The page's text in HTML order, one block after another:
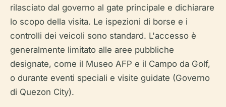
rilasciato dal governo al gate principale e dichiarare
lo scopo della visita. Le ispezioni di borse e i
controlli dei veicoli sono standard. L'accesso è
generalmente limitato alle aree pubbliche
designate, come il Museo AFP e il Campo da Golf,
o durante eventi speciali e visite guidate (Governo
di Quezon City).